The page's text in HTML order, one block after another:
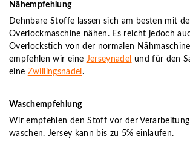
Nähempfehlung
Dehnbare Stoffe lassen sich am besten mit
Overlockmaschine nähen. Es reicht jedoch
Overlockstich von der normalen
empfehlen wir eine Jerseynadel
und für den
eine Zwillingsnadel .
Waschempfehlung
Wir empfehlen den Stoff vor der
waschen. Jersey kann bis zu 5% einlaufen.